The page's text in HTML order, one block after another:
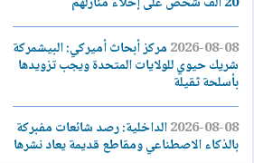
2026-08-08مركز أبحاث أميركي: البيشمركة
شريك حيوي للولايات المتحدة ويجب تزويدها
بأسلحة ثقيلة
2026-08-08الداخلية: رصد شائعات مفبركة
بالذكاء الاصطناعي ومقاطع قديمة يعاد نشرها